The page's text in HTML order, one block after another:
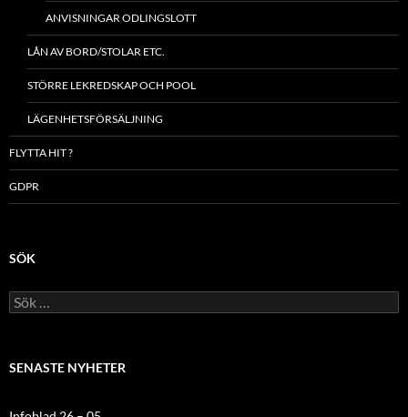
ANVISNINGAR ODLINGSLOTT
LÅN AV BORD/STOLAR ETC.
STÖRRE LEKREDSKAP OCH POOL
LÄGENHETSFÖRSÄLJNING
FLYTTA HIT ?
GDPR
SÖK
Sök
efter:
SENASTE NYHETER